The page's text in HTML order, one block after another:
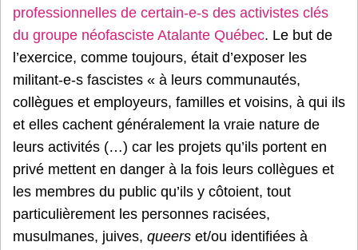
professionnelles de certain-e-s des activistes clés
du groupe néofasciste Atalante Québec. Le but de
l’exercice, comme toujours, était d’exposer les
militant-e-s fascistes « à leurs communautés,
collègues et employeurs, familles et voisins, à qui ils
et elles cachent généralement la vraie nature de
leurs activités (…) car les projets qu’ils portent en
privé mettent en danger à la fois leurs collègues et
les membres du public qu’ils y côtoient, tout
particulièrement les personnes racisées,
musulmanes, juives, queers et/ou identifiées à